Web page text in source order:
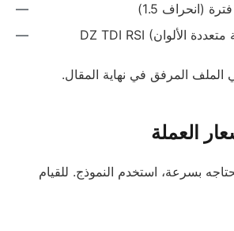
الملف المرفق في نهاية المقال.
العملة
بسرعة، استخدم النموذج. للقيام